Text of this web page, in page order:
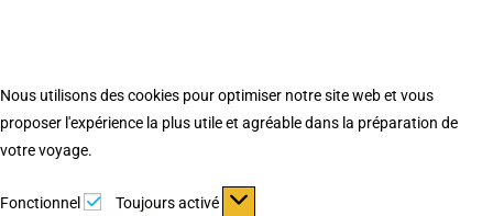
Nous utilisons des cookies pour optimiser notre site web et vous
proposer l'expérience la plus utile et agréable dans la préparation de
votre voyage.
Fonctionnel Fonctionnel
Toujours activé